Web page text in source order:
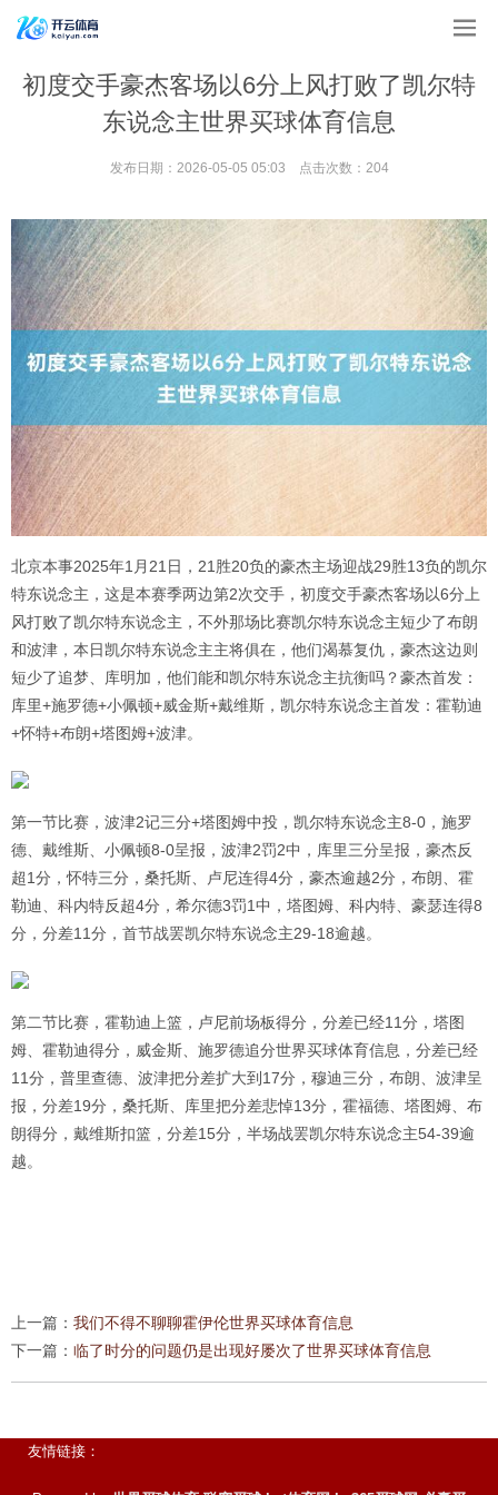
初度交手豪杰客场以6分上风打败了凯尔特
东说念主世界买球体育信息
发布日期：2026-05-05 05:03 点击次数：204
北京本事2025年1月21日，21胜20负的豪杰主场迎战29胜13负的凯尔
特东说念主，这是本赛季两边第2次交手，初度交手豪杰客场以6分上
风打败了凯尔特东说念主，不外那场比赛凯尔特东说念主短少了布朗
和波津，本日凯尔特东说念主主将俱在，他们渴慕复仇，豪杰这边则
短少了追梦、库明加，他们能和凯尔特东说念主抗衡吗？豪杰首发：
库里+施罗德+小佩顿+威金斯+戴维斯，凯尔特东说念主首发：霍勒迪
+怀特+布朗+塔图姆+波津。
第一节比赛，波津2记三分+塔图姆中投，凯尔特东说念主8-0，施罗
德、戴维斯、小佩顿8-0呈报，波津2罚2中，库里三分呈报，豪杰反
超1分，怀特三分，桑托斯、卢尼连得4分，豪杰逾越2分，布朗、霍
勒迪、科内特反超4分，希尔德3罚1中，塔图姆、科内特、豪瑟连得8
分，分差11分，首节战罢凯尔特东说念主29-18逾越。
第二节比赛，霍勒迪上篮，卢尼前场板得分，分差已经11分，塔图
姆、霍勒迪得分，威金斯、施罗德追分世界买球体育信息，分差已经
11分，普里查德、波津把分差扩大到17分，穆迪三分，布朗、波津呈
报，分差19分，桑托斯、库里把分差悲悼13分，霍福德、塔图姆、布
朗得分，戴维斯扣篮，分差15分，半场战罢凯尔特东说念主54-39逾
越。
上一篇： 我们不得不聊聊霍伊伦世界买球体育信息
下一篇： 临了时分的问题仍是出现好屡次了世界买球体育信息
友情链接：